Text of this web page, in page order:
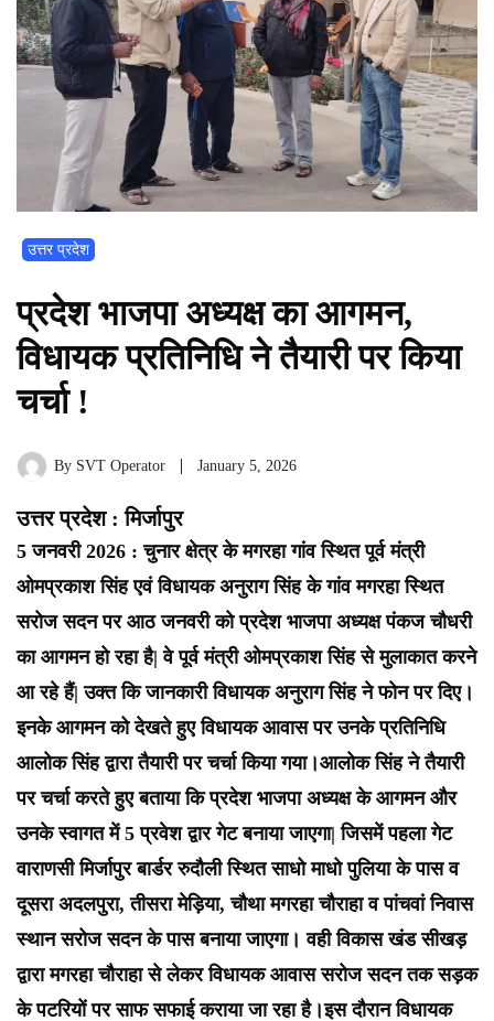
उत्तर प्रदेश
प्रदेश भाजपा अध्यक्ष का आगमन,
विधायक प्रतिनिधि ने तैयारी पर किया
चर्चा !
By SVT Operator January 5, 2026
उत्तर प्रदेश : मिर्जापुर
5 जनवरी 2026 : चुनार क्षेत्र के मगरहा गांव स्थित पूर्व मंत्री
ओमप्रकाश सिंह एवं विधायक अनुराग सिंह के गांव मगरहा स्थित
सरोज सदन पर आठ जनवरी को प्रदेश भाजपा अध्यक्ष पंकज चौधरी
का आगमन हो रहा है| वे पूर्व मंत्री ओमप्रकाश सिंह से मुलाकात करने
आ रहे हैं| उक्त कि जानकारी विधायक अनुराग सिंह ने फोन पर दिए।
इनके आगमन को देखते हुए विधायक आवास पर उनके प्रतिनिधि
आलोक सिंह द्वारा तैयारी पर चर्चा किया गया।आलोक सिंह ने तैयारी
पर चर्चा करते हुए बताया कि प्रदेश भाजपा अध्यक्ष के आगमन और
उनके स्वागत में 5 प्रवेश द्वार गेट बनाया जाएगा| जिसमें पहला गेट
वाराणसी मिर्जापुर बार्डर रुदौली स्थित साधो माधो पुलिया के पास व
दूसरा अदलपुरा, तीसरा मेड़िया, चौथा मगरहा चौराहा व पांचवां निवास
स्थान सरोज सदन के पास बनाया जाएगा। वही विकास खंड सीखड़
द्वारा मगरहा चौराहा से लेकर विधायक आवास सरोज सदन तक सड़क
के पटरियों पर साफ सफाई कराया जा रहा है।इस दौरान विधायक